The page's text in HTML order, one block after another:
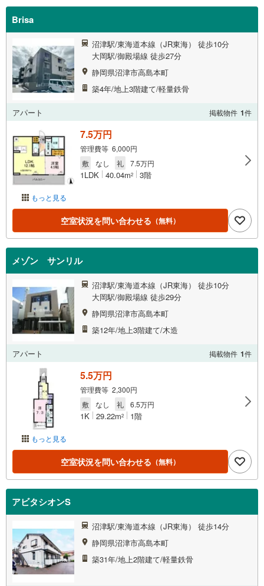
Brisa
沼津駅/東海道本線（JR東海） 徒歩10分
大岡駅/御殿場線 徒歩27分
静岡県沼津市高島本町
築4年/地上3階建て/軽量鉄骨
アパート 掲載物件 1件
もっと見る
7.5万円
管理費等 6,000円
敷
なし 礼 7.5万円
1LDK 40.04m2 3階
空室状況を問い合わせる （無料）
メゾン サンリル
沼津駅/東海道本線（JR東海） 徒歩10分
大岡駅/御殿場線 徒歩29分
静岡県沼津市高島本町
築12年/地上3階建て/木造
アパート 掲載物件 1件
もっと見る
5.5万円
管理費等 2,300円
敷
なし 礼 6.5万円
1K 29.22m2 1階
空室状況を問い合わせる （無料）
アビタシオンS
沼津駅/東海道本線（JR東海） 徒歩14分
静岡県沼津市高島本町
築31年/地上2階建て/軽量鉄骨